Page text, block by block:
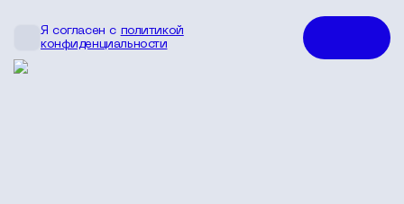
Я согласен с политикой
конфиденциальности